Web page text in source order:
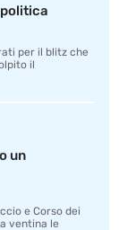
per il blitz che
il
un
e Corso dei
ventina le